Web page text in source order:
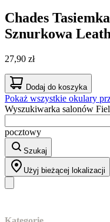
Chades
Sznurkowa
27,90 zł
Dodaj do koszyka
Pokaż wszystkie okulary
Wyszukiwarka salonów
pocztowy
Szukaj
Użyj bieżącej lokalizacji